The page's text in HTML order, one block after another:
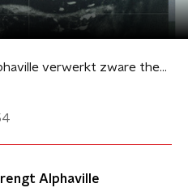
Alphaville verwerkt zware thema’s op Forever Young
Alphaville